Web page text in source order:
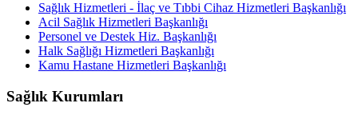
Sağlık Hizmetleri - İlaç ve Tıbbi Cihaz Hizmetleri Başkanlığı
Acil Sağlık Hizmetleri Başkanlığı
Personel ve Destek Hiz. Başkanlığı
Halk Sağlığı Hizmetleri Başkanlığı
Kamu Hastane Hizmetleri Başkanlığı
Sağlık Kurumları